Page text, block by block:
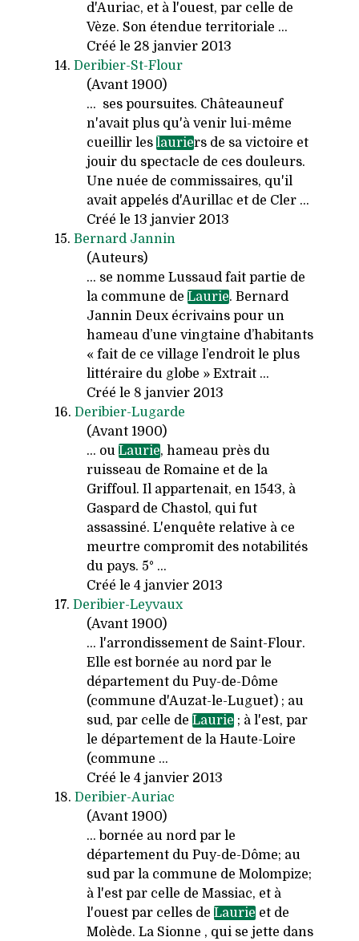
d'Auriac, et à l'ouest, par celle de
Vèze. Son étendue territoriale ...
Créé le 28 janvier 2013
14. Deribier-St-Flour
(Avant 1900)
... ses poursuites. Châteauneuf
n'avait plus qu'à venir lui-même
cueillir les lauriers de sa victoire et
jouir du spectacle de ces douleurs.
Une nuée de commissaires, qu'il
avait appelés d'Aurillac et de Cler ...
Créé le 13 janvier 2013
15. Bernard Jannin
(Auteurs)
... se nomme Lussaud fait partie de
la commune de Laurie. Bernard
Jannin Deux écrivains pour un
hameau d’une vingtaine d’habitants
« fait de ce village l’endroit le plus
littéraire du globe » Extrait ...
Créé le 8 janvier 2013
16. Deribier-Lugarde
(Avant 1900)
... ou Laurie, hameau près du
ruisseau de Romaine et de la
Griffoul. Il appartenait, en 1543, à
Gaspard de Chastol, qui fut
assassiné. L'enquête relative à ce
meurtre compromit des notabilités
du pays. 5° ...
Créé le 4 janvier 2013
17. Deribier-Leyvaux
(Avant 1900)
... l'arrondissement de Saint-Flour.
Elle est bornée au nord par le
département du Puy-de-Dôme
(commune d'Auzat-le-Luguet) ; au
sud, par celle de Laurie ; à l'est, par
le département de la Haute-Loire
(commune ...
Créé le 4 janvier 2013
18. Deribier-Auriac
(Avant 1900)
... bornée au nord par le
département du Puy-de-Dôme; au
sud par la commune de Molompize;
à l'est par celle de Massiac, et à
l'ouest par celles de Laurie et de
Molède. La Sionne , qui se jette dans